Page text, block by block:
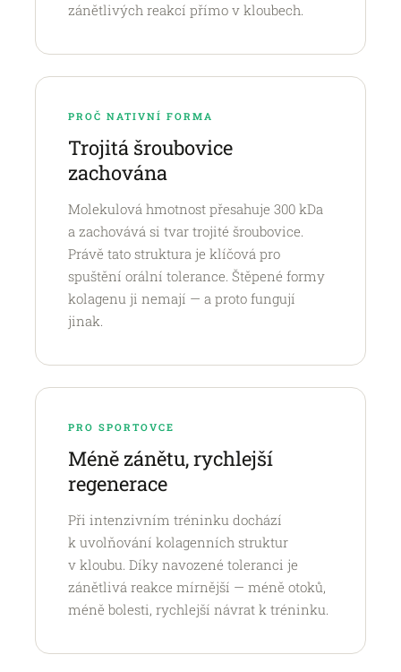
zánětlivých reakcí přímo v kloubech.
PROČ NATIVNÍ FORMA
Trojitá šroubovice
zachována
Molekulová hmotnost přesahuje 300 kDa
a zachovává si tvar trojité šroubovice.
Právě tato struktura je klíčová pro
spuštění orální tolerance. Štěpené formy
kolagenu ji nemají — a proto fungují
jinak.
PRO SPORTOVCE
Méně zánětu, rychlejší
regenerace
Při intenzivním tréninku dochází
k uvolňování kolagenních struktur
v kloubu. Díky navozené toleranci je
zánětlivá reakce mírnější — méně otoků,
méně bolesti, rychlejší návrat k tréninku.